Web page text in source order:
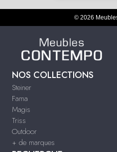
© 2026
NOS COLLECTIONS
Steiner
Fama
Magis
Triss
Outdoor
+ de marques